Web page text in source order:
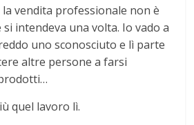
la vendita professionale non è
si intendeva una volta. Io vado a
uno sconosciuto e lì parte
altre persone a farsi
quel lavoro lì.